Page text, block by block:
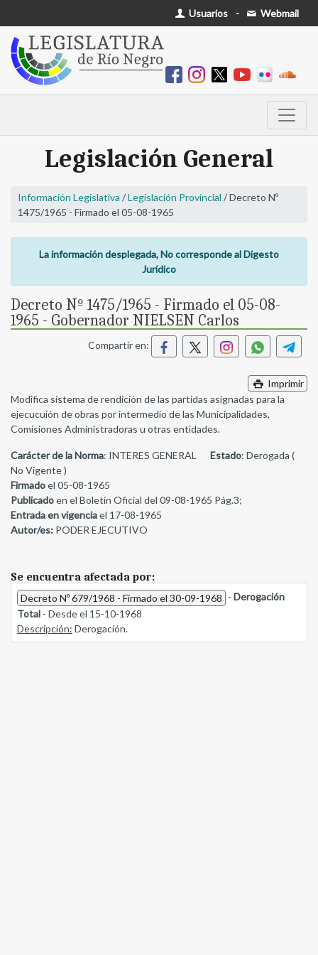
Usuarios - Webmail
Legislación General
Información Legislativa /Legislación Provincial / Decreto Nº
1475/1965 - Firmado el 05-08-1965
La información desplegada, No corresponde al Digesto
Jurídico
Decreto Nº 1475/1965 - Firmado el 05-08-
1965 - Gobernador NIELSEN Carlos
Compartir en:
Imprimir
Modifica sistema de rendición de las partidas asignadas para la
ejecucuión de obras por intermedio de las Municipalidades,
Comisiones Administradoras u otras entidades.
Carácter de la Norma: INTERES GENERAL Estado: Derogada (
No Vigente )
Firmadoel 05-08-1965
Publicadoen el Boletín Oficial del 09-08-1965 Pág.3;
Entrada en vigenciael 17-08-1965
Autor/es: PODER EJECUTIVO
Se encuentra afectada por:
Decreto Nº 679/1968 - Firmado el 30-09-1968 - Derogación
Total - Desde el 15-10-1968
Descripción: Derogación.